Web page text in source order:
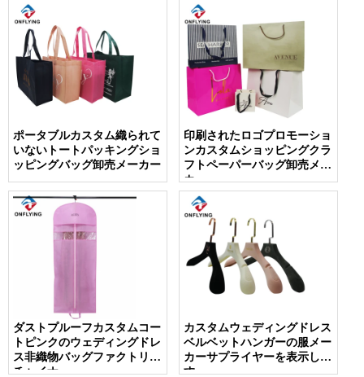
ポータブルカスタム織られて
いないトートパッキングショ
ッピングバッグ卸売メーカー
印刷されたロゴプロモーショ
ンカスタムショッピングクラ
フトペーパーバッグ卸売メー
カー
ダストプルーフカスタムコー
トピンクのウェディングドレ
ス非織物バッグファクトリー
チャイナ
カスタムウェディングドレス
ベルベットハンガーの服メー
カーサプライヤーを表示しま
す